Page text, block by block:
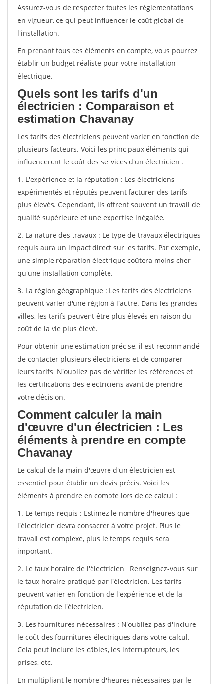
Assurez-vous de respecter toutes les réglementations
en vigueur, ce qui peut influencer le coût global de
l'installation.
En prenant tous ces éléments en compte, vous pourrez
établir un budget réaliste pour votre installation
électrique.
Quels sont les tarifs d'un
électricien : Comparaison et
estimation Chavanay
Les tarifs des électriciens peuvent varier en fonction de
plusieurs facteurs. Voici les principaux éléments qui
influenceront le coût des services d'un électricien :
1. L'expérience et la réputation : Les électriciens
expérimentés et réputés peuvent facturer des tarifs
plus élevés. Cependant, ils offrent souvent un travail de
qualité supérieure et une expertise inégalée.
2. La nature des travaux : Le type de travaux électriques
requis aura un impact direct sur les tarifs. Par exemple,
une simple réparation électrique coûtera moins cher
qu'une installation complète.
3. La région géographique : Les tarifs des électriciens
peuvent varier d'une région à l'autre. Dans les grandes
villes, les tarifs peuvent être plus élevés en raison du
coût de la vie plus élevé.
Pour obtenir une estimation précise, il est recommandé
de contacter plusieurs électriciens et de comparer
leurs tarifs. N'oubliez pas de vérifier les références et
les certifications des électriciens avant de prendre
votre décision.
Comment calculer la main
d'œuvre d'un électricien : Les
éléments à prendre en compte
Chavanay
Le calcul de la main d'œuvre d'un électricien est
essentiel pour établir un devis précis. Voici les
éléments à prendre en compte lors de ce calcul :
1. Le temps requis : Estimez le nombre d'heures que
l'électricien devra consacrer à votre projet. Plus le
travail est complexe, plus le temps requis sera
important.
2. Le taux horaire de l'électricien : Renseignez-vous sur
le taux horaire pratiqué par l'électricien. Les tarifs
peuvent varier en fonction de l'expérience et de la
réputation de l'électricien.
3. Les fournitures nécessaires : N'oubliez pas d'inclure
le coût des fournitures électriques dans votre calcul.
Cela peut inclure les câbles, les interrupteurs, les
prises, etc.
En multipliant le nombre d'heures nécessaires par le